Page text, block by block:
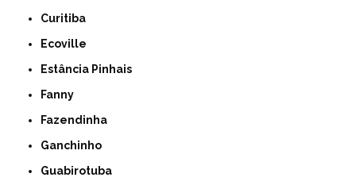
Curitiba
Ecoville
Estância Pinhais
Fanny
Fazendinha
Ganchinho
Guabirotuba